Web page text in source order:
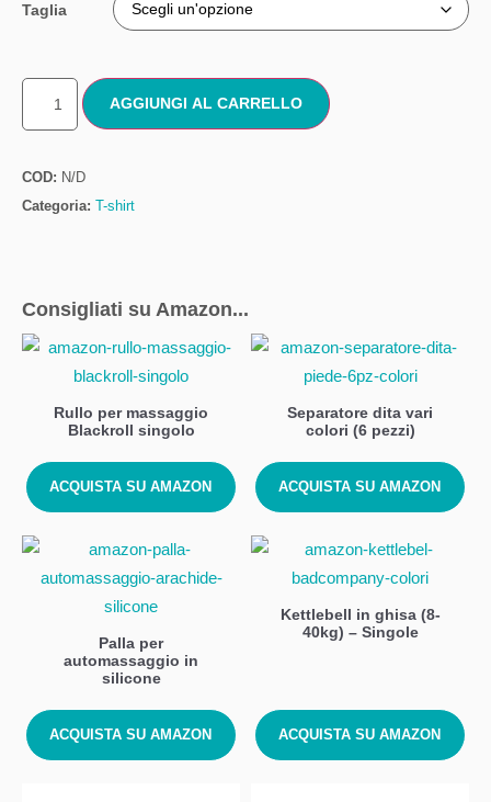
Taglia
AGGIUNGI AL CARRELLO
COD: N/D
Categoria: T-shirt
Consigliati su Amazon...
Rullo per massaggio
Blackroll singolo
ACQUISTA SU AMAZON
Separatore dita vari
colori (6 pezzi)
ACQUISTA SU AMAZON
Palla per
automassaggio in
silicone
ACQUISTA SU AMAZON
Kettlebell in ghisa (8-
40kg) – Singole
ACQUISTA SU AMAZON